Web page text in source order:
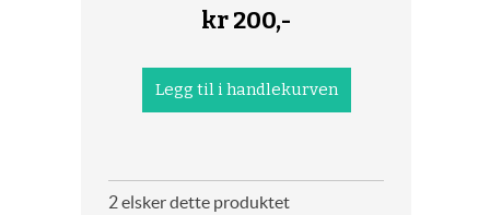
kr200,-
2 elsker dette produktet